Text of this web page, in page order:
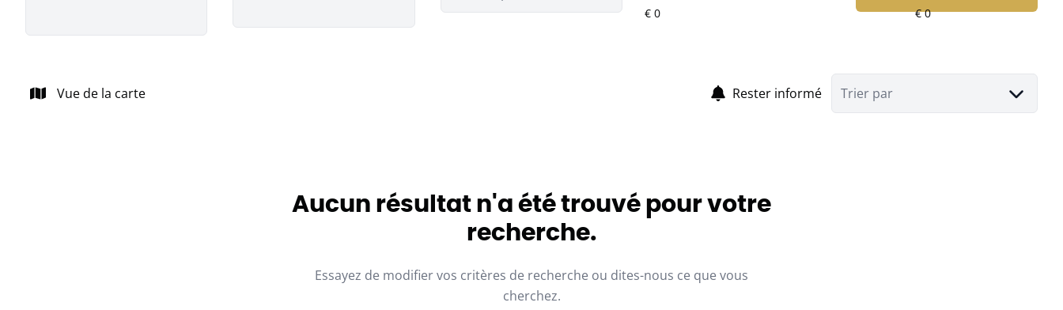
Vue de la carte Rester informé Trier par
Aucun résultat n'a été trouvé pour votre
recherche.
Essayez de modifier vos critères de recherche ou dites-nous ce que vous
cherchez.